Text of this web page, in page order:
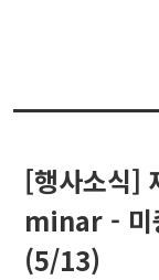
[행사소식
minar - 미
(5/13)